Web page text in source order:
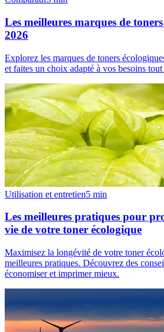
Les meilleures marques de
2026
Explorez les marques de toners
et faites un choix adapté à vos besoins
Utilisation et entretien5 min
Les meilleures pratiques pour
vie de votre toner écologique
Maximisez la longévité de votre toner
meilleures pratiques. Découvrez des
économiser et imprimer mieux.